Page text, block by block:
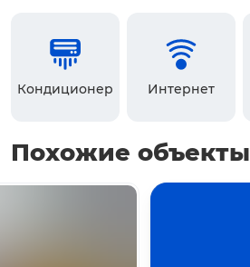
Кондиционер Интернет
Похожие объекты